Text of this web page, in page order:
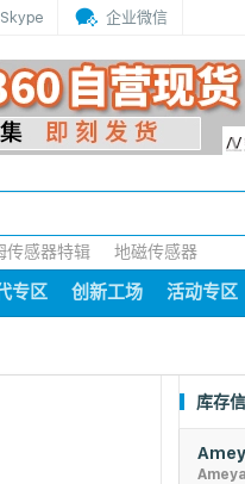
Skype 企业微信
传感器特辑 地磁传感器
专区 创新工场 活动专区
库存